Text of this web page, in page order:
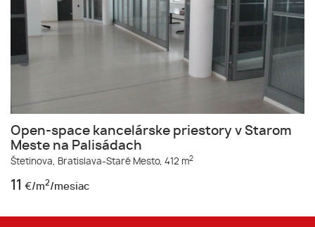
Open-space kancelárske priestory v Starom
Meste na Palisádach
Štetinova, Bratislava-Staré Mesto, 412 m2
11 €/m2/mesiac